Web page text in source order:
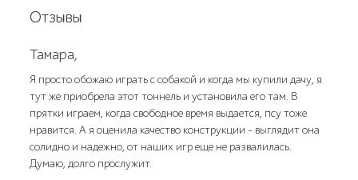
Отзывы
Тамара,
Я просто обожаю играть с собакой и когда мы купили дачу, я
тут же приобрела этот тоннель и установила его там. В
прятки играем, когда свободное время выдается, псу тоже
нравится. А я оценила качество конструкции - выглядит она
солидно и надежно, от наших игр еще не развалилась.
Думаю, долго прослужит.